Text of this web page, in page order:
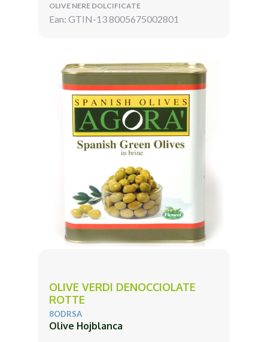
OLIVE NERE DOLCIFICATE
Ean: GTIN-13 8005675002801
OLIVE VERDI DENOCCIOLATE
ROTTE
8ODRSA
Olive Hojblanca